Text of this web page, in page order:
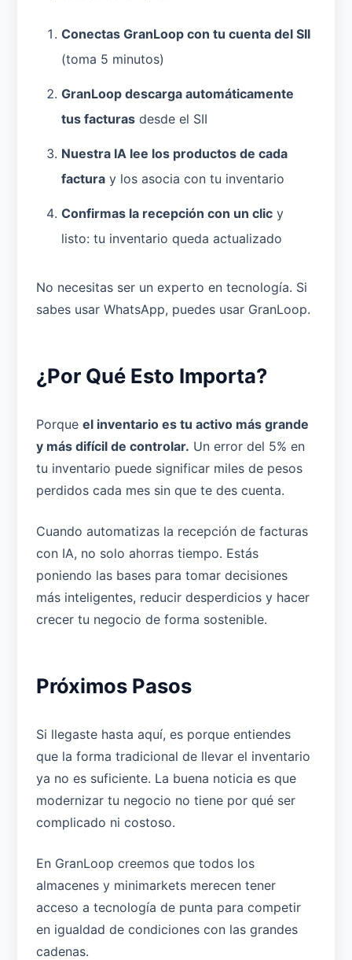
Conectas GranLoop con tu cuenta del SII
(toma 5 minutos)
GranLoop descarga automáticamente
tus facturas desde el SII
Nuestra IA lee los productos de cada
factura y los asocia con tu inventario
Confirmas la recepción con un clic y
listo: tu inventario queda actualizado
No necesitas ser un experto en tecnología. Si
sabes usar WhatsApp, puedes usar GranLoop.
¿Por Qué Esto Importa?
Porqueel inventario es tu activo más grande
y más difícil de controlar. Un error del 5% en
tu inventario puede significar miles de pesos
perdidos cada mes sin que te des cuenta.
Cuando automatizas la recepción de facturas
con IA, no solo ahorras tiempo. Estás
poniendo las bases para tomar decisiones
más inteligentes, reducir desperdicios y hacer
crecer tu negocio de forma sostenible.
Próximos Pasos
Si llegaste hasta aquí, es porque entiendes
que la forma tradicional de llevar el inventario
ya no es suficiente. La buena noticia es que
modernizar tu negocio no tiene por qué ser
complicado ni costoso.
En GranLoop creemos que todos los
almacenes y minimarkets merecen tener
acceso a tecnología de punta para competir
en igualdad de condiciones con las grandes
cadenas.